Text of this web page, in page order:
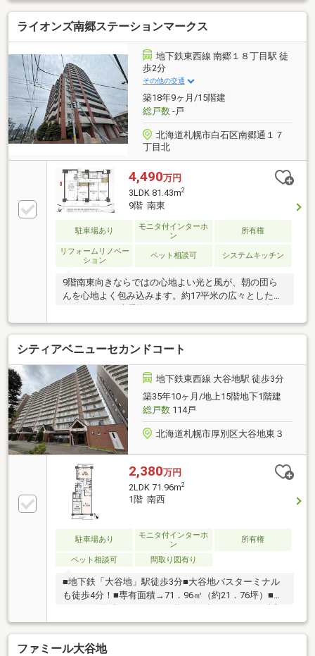
利便性が高いのが特徴です。・昭和57年8月築のマン
ションです。・85.61m2の3ＬＤＫ《リビングメッセー
ジ》・CAPO大谷地 （約80ｍ）・ローソン札幌大
谷地店（約70ｍ）・北洋銀行大谷地支店（約80ｍ）・
北海道銀行大谷地支店（約170ｍ）等徒歩概ね3分圏内
に生活利便施設が充実しております。
ライオンズ南郷ステーションマークス
地下鉄東西線 南郷１８丁目駅 徒
歩2分
その他の交通
築18年9ヶ月/15階建
総戸数-戸
北海道札幌市白石区南郷通１７
丁目北
4,490万円
3LDK 81.43m2
9階 南東
駐車場あり
モニタ付インターホ
ン
所有権
リフォームリノベー
ション
ペット相談可 システムキッチン
9階南東向きならではの心地よい光と風が、朝の団ら
んを心地よく包み込みます。約17平米の広々としたバ
ルコニーは、洗濯物を干すだけでなく、ほっと一息つ
く特等席に。水回りを一新し、全室の壁や床も綺麗に
整うため、気持ちよく入居を迎えられます。81平米超
の3LDKは、子ども部屋やリモートワークのスペースも
ゆとりを持って確保可能。独立性の高い部屋の配置
で、家族それぞれのプライベートな時間も大切にでき
ます。きれいに生まれ変わる住空間で、毎日の料理や
入浴がさらに楽しみになる住まいです。
シティアベニューセカンドコート
地下鉄東西線 大谷地駅 徒歩3分
築35年10ヶ月/地上15階地下1階建
総戸数114戸
北海道札幌市厚別区大谷地東３
2,380万円
2LDK 71.96m2
1階 南西
駐車場あり
モニタ付インターホ
ン
所有権
ペット相談可 間取り図有り
■地下鉄「大谷地」駅徒歩3分■大谷地バスターミナル
も徒歩4分！■専有面積→71．96㎡（約21．76坪）■バ
ルコニー面積→12．03㎡（約3．63坪）■2ＬＤＫ■近
くに商業施設・コンビニ・スーパー・ドラッグストア
有
ファミール大谷地